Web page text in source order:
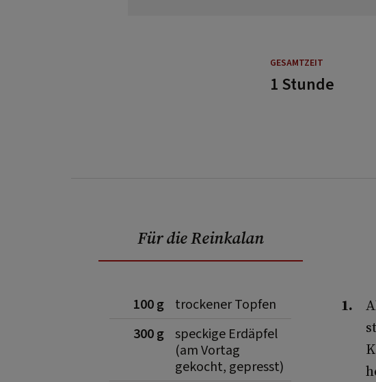
GESAMTZEIT
1 Stunde
Für die Reinkalan
100 g
trockener Topfen
300 g speckige Erdäpfel
(am Vortag
gekocht, gepresst)